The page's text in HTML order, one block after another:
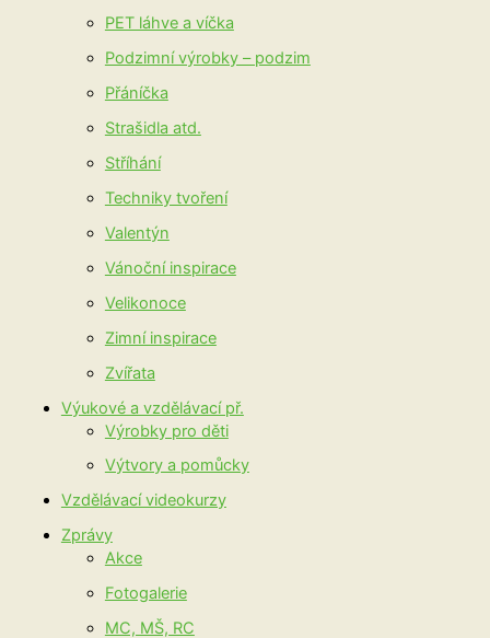
PET láhve a víčka
Podzimní výrobky – podzim
Přáníčka
Strašidla atd.
Stříhání
Techniky tvoření
Valentýn
Vánoční inspirace
Velikonoce
Zimní inspirace
Zvířata
Výukové a vzdělávací př.
Výrobky pro děti
Výtvory a pomůcky
Vzdělávací videokurzy
Zprávy
Akce
Fotogalerie
MC, MŠ, RC